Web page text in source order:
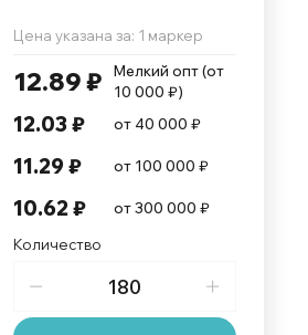
Цена указана за: 1 маркер
12.89 ₽
Мелкий опт (от
10 000 ₽)
12.03 ₽ от 40 000 ₽
11.29 ₽ от 100 000 ₽
10.62 ₽ от 300 000 ₽
Количество